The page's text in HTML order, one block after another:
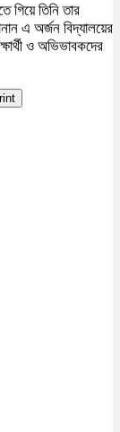
গিয়ে তিনি তার
এ অর্জন বিদ্যালয়ের
ও অভিভাবকদের